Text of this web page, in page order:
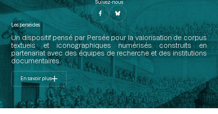
Suivez-nous
Les perséides
Un dispositif pensé par Persée pour la valorisation de corpus
textuels et iconographiques numérisés construits en
partenariat avec des équipes de recherche et des institutions
documentaires.
En savoir plus